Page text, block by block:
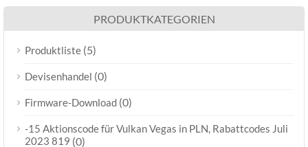
PRODUKTKATEGORIEN
Produktliste (5)
Devisenhandel (0)
Firmware-Download (0)
-15 Aktionscode für Vulkan Vegas in PLN, Rabattcodes Juli
2023 819 (0)